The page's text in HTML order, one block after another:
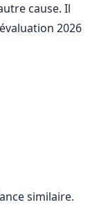
cause. Il
2026
similaire.